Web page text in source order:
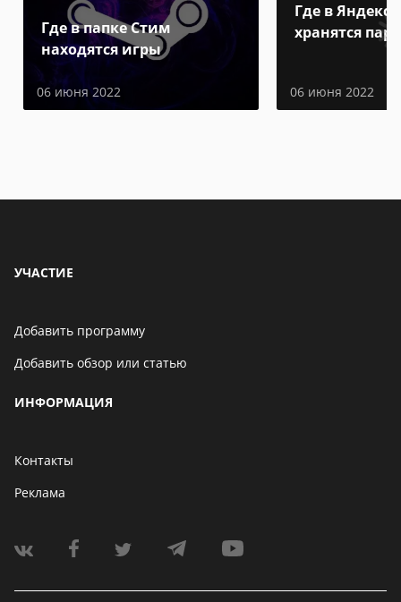
Где в папке Стим
находятся игры
06 июня 2022
Где в Яндекс
хранятся
06 июня 2022
УЧАСТИЕ
Добавить программу
Добавить обзор или статью
ИНФОРМАЦИЯ
Контакты
Реклама